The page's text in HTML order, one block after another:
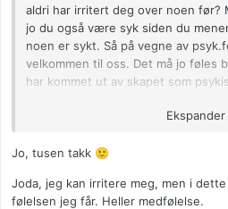
aldri har irritert deg over noen før?
jo du også være syk siden du
noen er sykt. Så på vegne av
velkommen til oss. Det må jo føles
har kommet ut av skapet som
Ekspander
Jo, tusen takk 🙂
Joda, jeg kan irritere meg, men i
følelsen jeg får. Heller medfølelse.